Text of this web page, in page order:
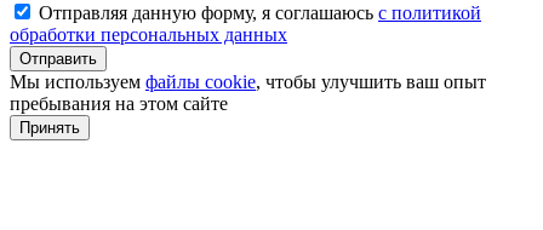
Отправляя данную форму, я соглашаюсь с политикой
обработки персональных данных
Мы используем файлы cookie, чтобы улучшить ваш опыт
пребывания на этом сайте
Принять